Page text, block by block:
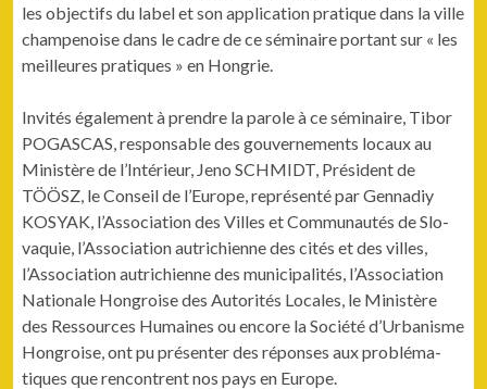
les objec­tifs du label et son appli­ca­tion pra­tique dans la ville
cham­p­enoise dans le cadre de ce sémi­naire por­tant sur « les
meilleures pra­tiques » en Hongrie.
Invités égale­ment à pren­dre la parole à ce sémi­naire, Tibor
POGASCAS, respon­s­able des gou­verne­ments locaux au
Min­istère de l’Intérieur, Jeno SCHMIDT, Prési­dent de
TÖÖSZ, le Con­seil de l’Europe, représen­té par Gen­nadiy
KOSYAK, l’Association des Villes et Com­mu­nautés de Slo­
vaquie, l’Association autrichi­enne des cités et des villes,
l’Association autrichi­enne des munic­i­pal­ités, l’Association
Nationale Hon­groise des Autorités Locales, le Min­istère
des Ressources Humaines ou encore la Société d’Urbanisme
Hon­groise, ont pu présen­ter des répons­es aux prob­lé­ma­
tiques que ren­con­trent nos pays en Europe.